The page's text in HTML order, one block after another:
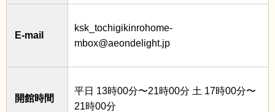
E-mail
ksk_tochigikinrohome-
mbox@aeondelight.jp
開館時間
平日 13時00分〜21時00分 土 17時00分〜
21時00分